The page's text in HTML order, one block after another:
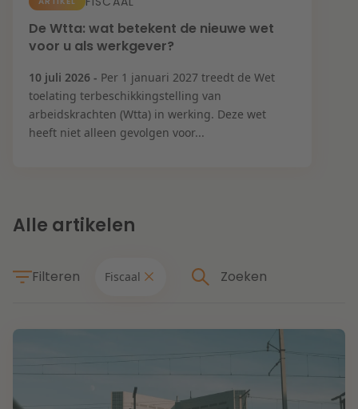
Herstructurering & Insolventie
Energie
Zorg & Sociaal domein
Overheid & Omgeving
Aanbesteding & Mededinging
Aansprakelijkheid & Verzekering
Dichtbij de kansen en uitdagingen in de
woningbouw
Internationale partners
Nieuws
Nederlands
English
De Wtta: wat betekent de nieuwe wet
voor u als werkgever?
10 juli 2026 - Per 1 januari 2027 treedt de Wet
toelating terbeschikkingstelling van
arbeidskrachten (Wtta) in werking. Deze wet
heeft niet alleen gevolgen voor...
Alle artikelen
Filteren
Thema's
Kansen en uitdagingen in de woningbouw
Toekomstbestendige zorg
Wendbare onderneming
Fiscaal